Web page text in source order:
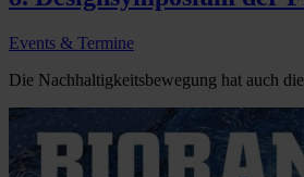
Events & Termine
Die Nachhaltigkeitsbewegung hat auch